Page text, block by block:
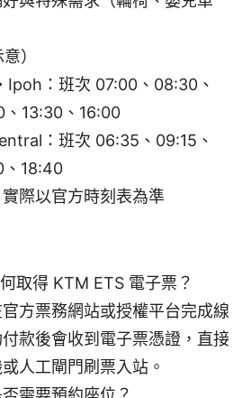
）
：班次 07:00、08:30、
13:30、16:00
：班次 06:35、09:15、
、18:40
際以官方時刻表為準
取得 KTM ETS 電子票？
方票務網站或授權平台完成線
付款後會收到電子票憑證，直接
人工閘門刷票入站。